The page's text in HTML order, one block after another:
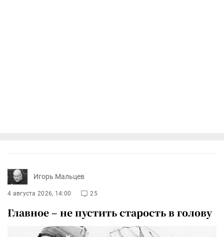
Игорь Мальцев
4 августа 2026, 14:00 25
Главное – не пустить старость в голову